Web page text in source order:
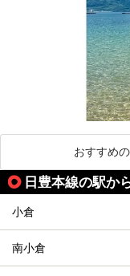
おすすめ
日豊本線の駅か
小倉
南小倉